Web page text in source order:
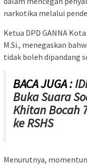
narkotika melalui
Ketua DPD GANNA
M.Si., menegaskan
tidak boleh dipandang
BACA JUGA :
Buka Suara
Khitan Bocah
ke RSHS
Menurutnya,